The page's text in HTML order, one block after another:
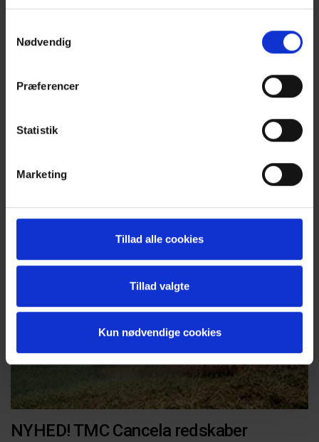
Nødvendig
Præferencer
Statistik
Marketing
Tillad alle cookies
Tillad valgte
Kun nødvendige cookies
Krampe entreprenørvogn med hydraulisk tvangsstyring og 2,55
NYHED! TMC Cancela redskaber